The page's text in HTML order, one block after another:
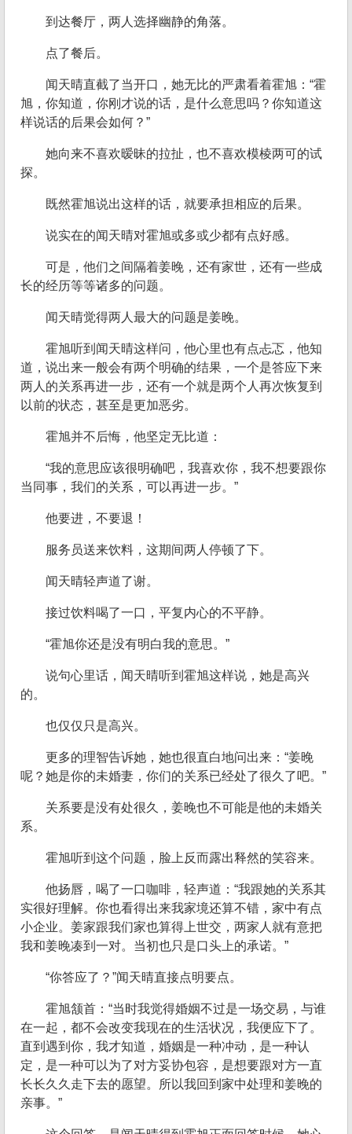
到达餐厅，两人选择幽静的角落。
点了餐后。
闻天晴直截了当开口，她无比的严肃看着霍旭：“霍
旭，你知道，你刚才说的话，是什么意思吗？你知道这
样说话的后果会如何？”
她向来不喜欢暧昧的拉扯，也不喜欢模棱两可的试
探。
既然霍旭说出这样的话，就要承担相应的后果。
说实在的闻天晴对霍旭或多或少都有点好感。
可是，他们之间隔着姜晚，还有家世，还有一些成
长的经历等等诸多的问题。
闻天晴觉得两人最大的问题是姜晚。
霍旭听到闻天晴这样问，他心里也有点忐忑，他知
道，说出来一般会有两个明确的结果，一个是答应下来
两人的关系再进一步，还有一个就是两个人再次恢复到
以前的状态，甚至是更加恶劣。
霍旭并不后悔，他坚定无比道：
“我的意思应该很明确吧，我喜欢你，我不想要跟你
当同事，我们的关系，可以再进一步。”
他要进，不要退！
服务员送来饮料，这期间两人停顿了下。
闻天晴轻声道了谢。
接过饮料喝了一口，平复内心的不平静。
“霍旭你还是没有明白我的意思。”
说句心里话，闻天晴听到霍旭这样说，她是高兴
的。
也仅仅只是高兴。
更多的理智告诉她，她也很直白地问出来：“姜晚
呢？她是你的未婚妻，你们的关系已经处了很久了吧。”
关系要是没有处很久，姜晚也不可能是他的未婚关
系。
霍旭听到这个问题，脸上反而露出释然的笑容来。
他扬唇，喝了一口咖啡，轻声道：“我跟她的关系其
实很好理解。你也看得出来我家境还算不错，家中有点
小企业。姜家跟我们家也算得上世交，两家人就有意把
我和姜晚凑到一对。当初也只是口头上的承诺。”
“你答应了？”闻天晴直接点明要点。
霍旭颔首：“当时我觉得婚姻不过是一场交易，与谁
在一起，都不会改变我现在的生活状况，我便应下了。
直到遇到你，我才知道，婚姻是一种冲动，是一种认
定，是一种可以为了对方妥协包容，是想要跟对方一直
长长久久走下去的愿望。所以我回到家中处理和姜晚的
亲事。”